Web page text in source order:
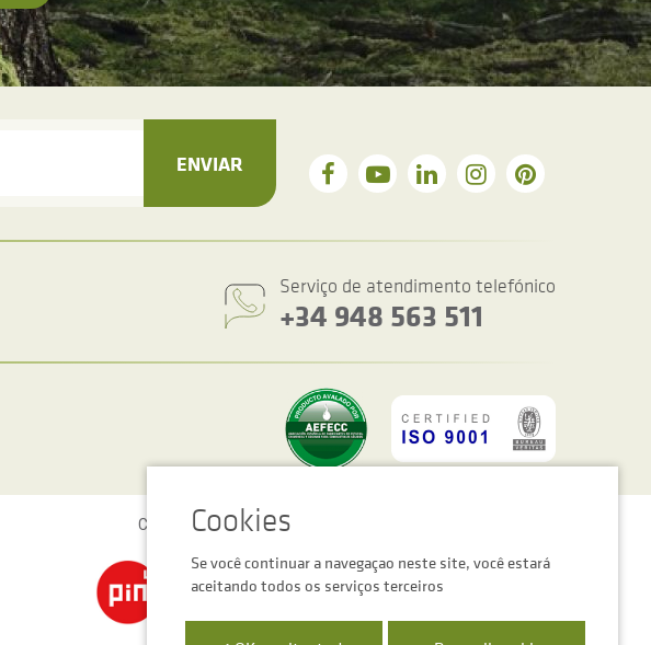
ENVIAR
Serviço de atendimento telefónico
+34 948 563 511
Configurações de cookies
Se você continuar a navegaçao neste site, você estará
aceitando todos os serviços terceiros